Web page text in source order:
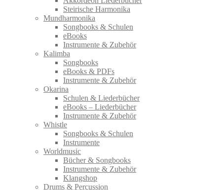
Steirische Harmonika
Mundharmonika
Songbooks & Schulen
eBooks
Instrumente & Zubehör
Kalimba
Songbooks
eBooks & PDFs
Instrumente & Zubehör
Okarina
Schulen & Liederbücher
eBooks – Liederbücher
Instrumente & Zubehör
Whistle
Songbooks & Schulen
Instrumente
Worldmusic
Bücher & Songbooks
Instrumente & Zubehör
Klangshop
Drums & Percussion